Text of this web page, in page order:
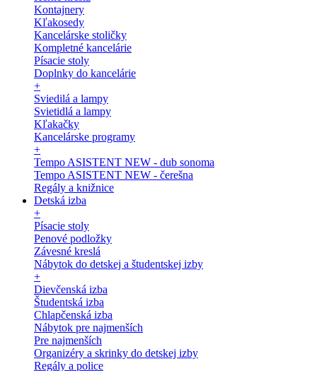
Kontajnery
Kľakosedy
Kancelárske stoličky
Kompletné kancelárie
Písacie stoly
Doplnky do kancelárie
+
Sviedilá a lampy
Svietidlá a lampy
Kľakačky
Kancelárske programy
+
Tempo ASISTENT NEW - dub sonoma
Tempo ASISTENT NEW - čerešna
Regály a knižnice
Detská izba
+
Písacie stoly
Penové podložky
Závesné kreslá
Nábytok do detskej a študentskej izby
+
Dievčenská izba
Študentská izba
Chlapčenská izba
Nábytok pre najmenších
Pre najmenších
Organizéry a skrinky do detskej izby
Regály a police